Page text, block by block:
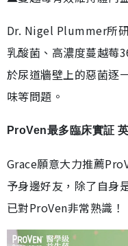
Dr. Nigel Plummer所
乳酸菌、高濃度蔓越莓
於尿道牆壁上的惡菌逐
味等問題。
ProVen最多臨床實証
Grace願意大力推薦
予身邊好友，除了自身
已對ProVen非常熟識！